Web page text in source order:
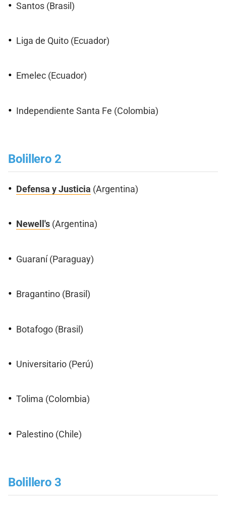
Santos (Brasil)
Liga de Quito (Ecuador)
Emelec (Ecuador)
Independiente Santa Fe (Colombia)
Bolillero 2
Defensa y Justicia (Argentina)
Newell's (Argentina)
Guaraní (Paraguay)
Bragantino (Brasil)
Botafogo (Brasil)
Universitario (Perú)
Tolima (Colombia)
Palestino (Chile)
Bolillero 3